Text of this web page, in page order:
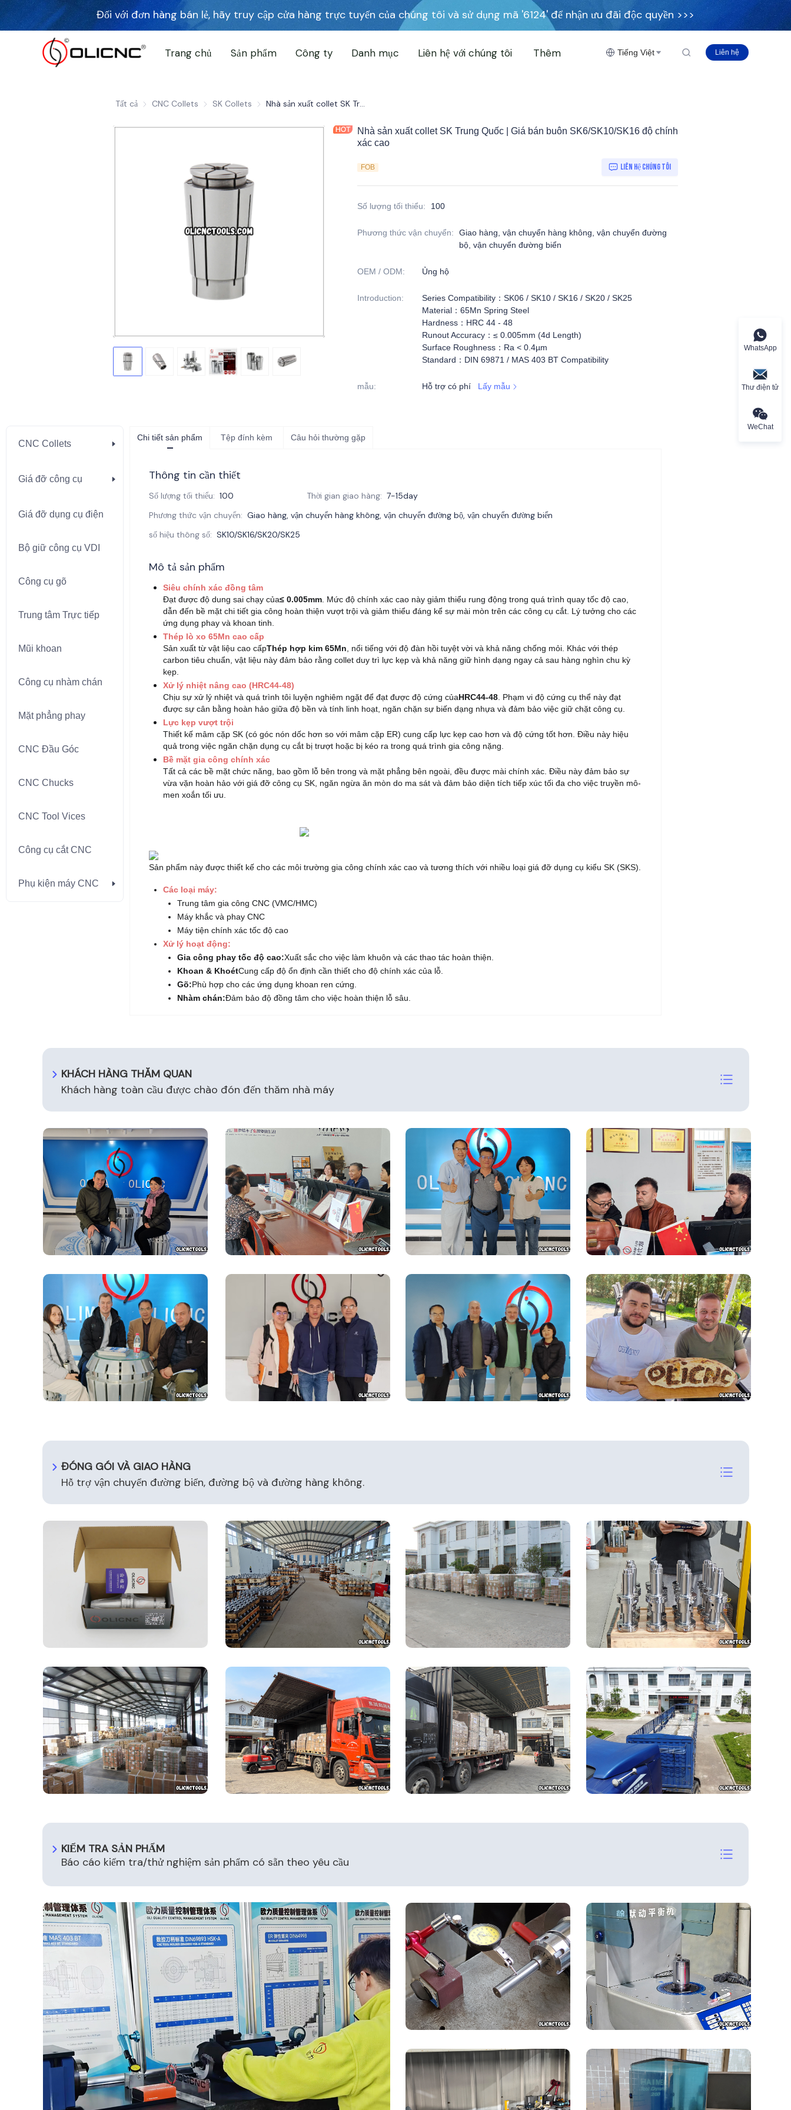
Đối với đơn hàng bán lẻ, hãy truy cập cửa hàng trực tuyến của chúng tôi và sử dụng mã '6124' để nhận ưu đãi độc quyền >>>
Trang chủ Sản phẩm Công ty Danh mục Liên hệ với chúng tôi Thêm Tiếng Việt Liên hệ
Tất cả CNC Collets CNC Collets
SK Collets SK Collets Nhà sản xuất collet SK Trung Quốc | Giá bán buôn SK6/SK10/SK16 độ chính xác cao
Nhà sản xuất collet SK Trung Quốc | Giá bán buôn SK6/SK10/SK16 độ chính
xác cao
FOB Liên hệ chúng tôi
Số lượng tối thiểu: 100
Phương thức vận chuyển:
Giao hàng, vận chuyển hàng không, vận chuyển đường
bộ, vận chuyển đường biển
OEM / ODM: Ủng hộ
Introduction:
Series Compatibility：SK06 / SK10 / SK16 / SK20 / SK25
Material：65Mn Spring Steel
Hardness：HRC 44 - 48
Runout Accuracy：≤ 0.005mm (4d Length)
Surface Roughness：Ra < 0.4µm
Standard：DIN 69871 / MAS 403 BT Compatibility
mẫu: Hỗ trợ có phí Lấy mẫu
CNC Collets CNC Collets
Giá đỡ công cụ Giá đỡ công cụ
Giá đỡ dụng cụ điện Giá đỡ dụng cụ điện
Bộ giữ công cụ VDI
Công cụ gõ
Trung tâm Trực tiếp Trung tâm Trực tiếp
Mũi khoan
Công cụ nhàm chán Công cụ nhàm chán
Mặt phẳng phay
CNC Đầu Góc
CNC Chucks
CNC Tool Vices
Công cụ cắt CNC Công cụ cắt CNC
Phụ kiện máy CNC Phụ kiện máy CNC
Chi tiết sản phẩm Tệp đính kèm Câu hỏi thường gặp
Thông tin cần thiết
Số lượng tối thiểu: 100 Thời gian giao hàng: 7-15day
Phương thức vận chuyển: Giao hàng, vận chuyển hàng không, vận chuyển đường bộ, vận chuyển đường biển
số hiệu thông số: SK10/SK16/SK20/SK25
Mô tả sản phẩm
Siêu chính xác đồng tâm
Đạt được độ dung sai chạy của≤ 0.005mm . Mức độ chính xác cao này giảm thiểu rung động trong quá trình quay tốc độ cao,
dẫn đến bề mặt chi tiết gia công hoàn thiện vượt trội và giảm thiểu đáng kể sự mài mòn trên các công cụ cắt. Lý tưởng cho các
ứng dụng phay và khoan tinh.
Thép lò xo 65Mn cao cấp
Sản xuất từ vật liệu cao cấpThép hợp kim 65Mn , nổi tiếng với độ đàn hồi tuyệt vời và khả năng chống mỏi. Khác với thép
carbon tiêu chuẩn, vật liệu này đảm bảo rằng collet duy trì lực kẹp và khả năng giữ hình dạng ngay cả sau hàng nghìn chu kỳ
kẹp.
Xử lý nhiệt nâng cao (HRC44-48)
Chịu sự xử lý nhiệt và quá trình tôi luyện nghiêm ngặt để đạt được độ cứng củaHRC44-48 . Phạm vi độ cứng cụ thể này đạt
được sự cân bằng hoàn hảo giữa độ bền và tính linh hoạt, ngăn chặn sự biến dạng nhựa và đảm bảo việc giữ chặt công cụ.
Lực kẹp vượt trội
Thiết kế mâm cặp SK (có góc nón dốc hơn so với mâm cặp ER) cung cấp lực kẹp cao hơn và độ cứng tốt hơn. Điều này hiệu
quả trong việc ngăn chặn dụng cụ cắt bị trượt hoặc bị kéo ra trong quá trình gia công nặng.
Bề mặt gia công chính xác
Tất cả các bề mặt chức năng, bao gồm lỗ bên trong và mặt phẳng bên ngoài, đều được mài chính xác. Điều này đảm bảo sự
vừa vặn hoàn hảo với giá đỡ công cụ SK, ngăn ngừa ăn mòn do ma sát và đảm bảo diện tích tiếp xúc tối đa cho việc truyền mô-
men xoắn tối ưu.
Sản phẩm này được thiết kế cho các môi trường gia công chính xác cao và tương thích với nhiều loại giá đỡ dụng cụ kiểu SK (SKS).
Các loại máy:
Trung tâm gia công CNC (VMC/HMC)
Máy khắc và phay CNC
Máy tiện chính xác tốc độ cao
Xử lý hoạt động:
Gia công phay tốc độ cao:Xuất sắc cho việc làm khuôn và các thao tác hoàn thiện.
Khoan & KhoétCung cấp độ ổn định cần thiết cho độ chính xác của lỗ.
Gõ:Phù hợp cho các ứng dụng khoan ren cứng.
Nhàm chán:Đảm bảo độ đồng tâm cho việc hoàn thiện lỗ sâu.
KHÁCH HÀNG THĂM QUAN
​​Khách hàng toàn cầu được chào đón đến thăm nhà máy​​
ĐÓNG GÓI VÀ GIAO HÀNG
Hỗ trợ vận chuyển đường biển, đường bộ và đường hàng không.
KIỂM TRA SẢN PHẨM
​​Báo cáo kiểm tra/thử nghiệm sản phẩm có sẵn theo yêu cầu​​
WhatsApp
Thư điện tử
WeChat